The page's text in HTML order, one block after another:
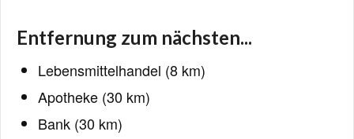
Entfernung zum nächsten...
Lebensmittelhandel (8 km)
Apotheke (30 km)
Bank (30 km)